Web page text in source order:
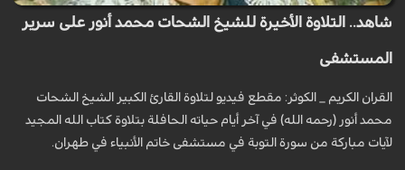
شاهد.. التلاوة الأخيرة للشيخ الشحات محمد أنور على سرير
المستشفى
القران الكريم _ الكوثر: مقطع فيديو لتلاوة القارئ الكبير الشيخ الشحات
محمد أنور (رحمه الله) في آخر أيام حياته الحافلة بتلاوة كتاب الله المجيد
لآيات مباركة من سورة التوبة في مستشفى خاتم الأنبياء في طهران.